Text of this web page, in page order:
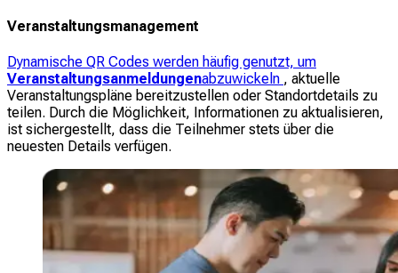
Veranstaltungsmanagement
Dynamische QR Codes werden häufig genutzt, um
Veranstaltungsanmeldungenabzuwickeln , aktuelle
Veranstaltungspläne bereitzustellen oder Standortdetails zu
teilen. Durch die Möglichkeit, Informationen zu aktualisieren,
ist sichergestellt, dass die Teilnehmer stets über die
neuesten Details verfügen.